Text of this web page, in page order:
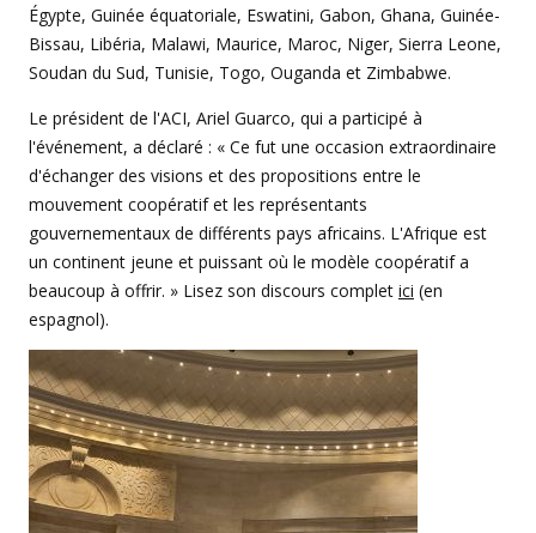
Égypte, Guinée équatoriale, Eswatini, Gabon, Ghana, Guinée-
Bissau, Libéria, Malawi, Maurice, Maroc, Niger, Sierra Leone,
Soudan du Sud, Tunisie, Togo, Ouganda et Zimbabwe.
Le président de l'ACI, Ariel Guarco, qui a participé à
l'événement, a déclaré : « Ce fut une occasion extraordinaire
d'échanger des visions et des propositions entre le
mouvement coopératif et les représentants
gouvernementaux de différents pays africains. L'Afrique est
un continent jeune et puissant où le modèle coopératif a
beaucoup à offrir. » Lisez son discours complet ici (en
espagnol).